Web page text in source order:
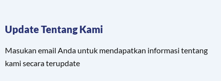
Update Tentang Kami
Masukan email Anda untuk mendapatkan informasi tentang
kami secara terupdate